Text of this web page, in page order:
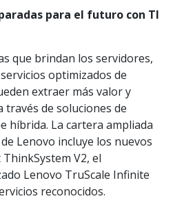
para el futuro con TI
que brindan los servidores,
optimizados de
extraer más valor y
través de soluciones de
híbrida. La cartera ampliada
Lenovo incluye los nuevos
V2, el
Lenovo TruScale Infinite
reconocidos.